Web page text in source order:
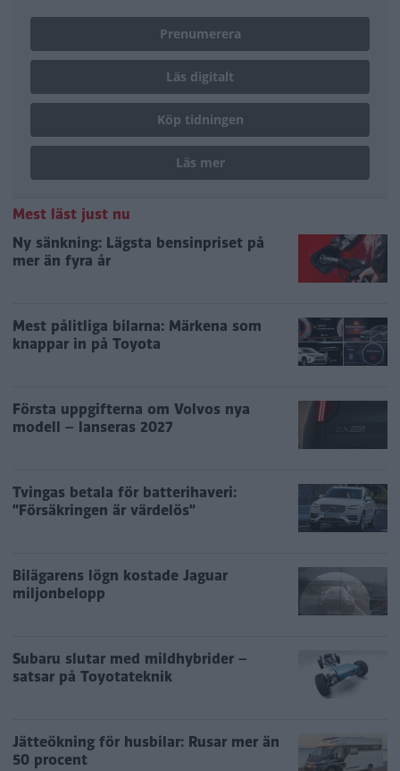
Prenumerera
Läs digitalt
Köp tidningen
Läs mer
Mest läst just nu
Ny sänkning: Lägsta bensinpriset på
mer än fyra år
Mest pålitliga bilarna: Märkena som
knappar in på Toyota
Första uppgifterna om Volvos nya
modell – lanseras 2027
Tvingas betala för batterihaveri:
”Försäkringen är värdelös”
Bilägarens lögn kostade Jaguar
miljonbelopp
Subaru slutar med mildhybrider –
satsar på Toyotateknik
Jätteökning för husbilar: Rusar mer än
50 procent